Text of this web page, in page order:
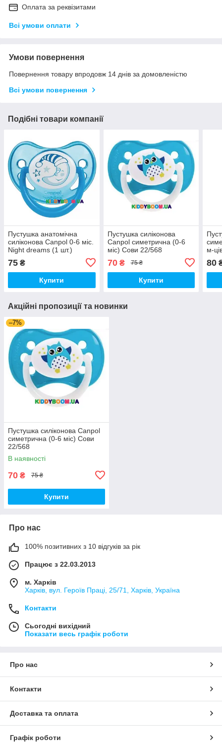
Оплата за реквізитами
Всі умови оплати
Умови повернення
Повернення товару впродовж 14 днів за домовленістю
Всі умови повернення
Подібні товари компанії
Пустушка анатомічна
силіконова Canpol 0-6 міс.
Night dreams (1 шт.)
75 ₴
Купити
Пустушка силіконова
Canpol симетрична (0-6
міс) Сови 22/568
70₴ 75 ₴
Купити
м-
80
Акційні пропозиції та новинки
–7%
Пустушка силіконова Canpol
симетрична (0-6 міс) Сови
22/568
В наявності
70 ₴ 75 ₴
Купити
Про нас
100% позитивних з 10 відгуків за рік
Працює з 22.03.2013
м. Харків
Харків, вул. Героїв Праці, 25/71, Харків, Україна
Контакти
Сьогодні вихідний
Показати весь графік роботи
Про нас
Контакти
Доставка та оплата
Графік роботи